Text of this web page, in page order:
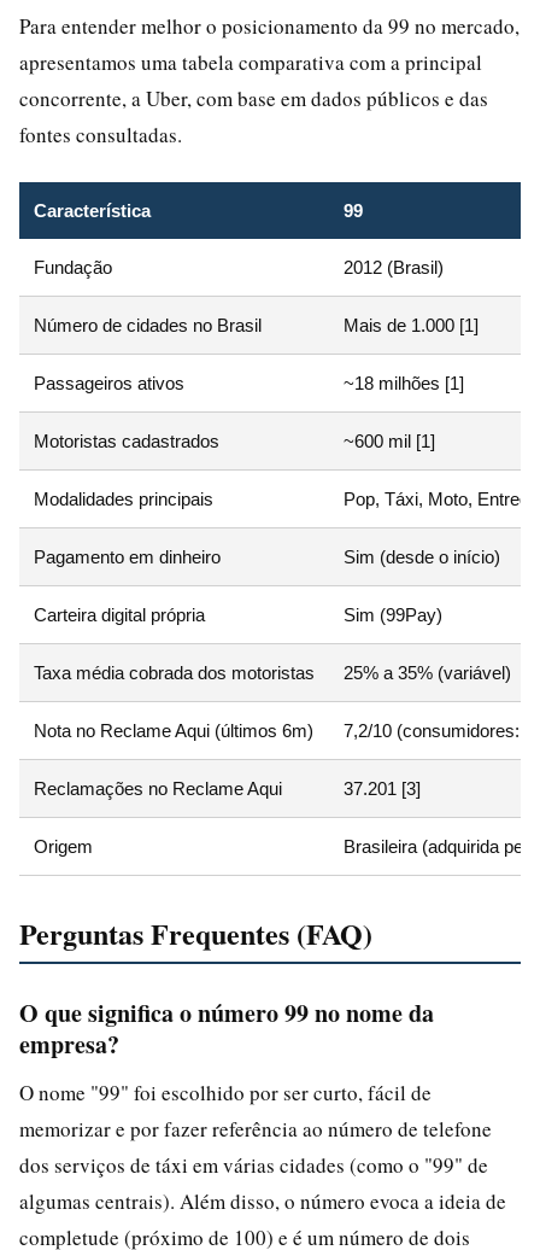
Para entender melhor o posicionamento da 99 no mercado,
apresentamos uma tabela comparativa com a principal
concorrente, a Uber, com base em dados públicos e das
fontes consultadas.
Característica 99
Fundação 2012 (Brasil)
Número de cidades no Brasil Mais de 1.000 [1]
Passageiros ativos ~18 milhões [1]
Motoristas cadastrados ~600 mil [1]
Modalidades principais Pop, Táxi, Moto,
Pagamento em dinheiro Sim (desde o início)
Carteira digital própria Sim (99Pay)
Taxa média cobrada dos motoristas 25% a 35% (variável)
Nota no Reclame Aqui (últimos 6m) 7,2/10 (consumidores:
Reclamações no Reclame Aqui 37.201 [3]
Origem Brasileira (adquirida
Perguntas Frequentes (FAQ)
O que significa o número 99 no nome da
empresa?
O nome "99" foi escolhido por ser curto, fácil de
memorizar e por fazer referência ao número de telefone
dos serviços de táxi em várias cidades (como o "99" de
algumas centrais). Além disso, o número evoca a ideia de
completude (próximo de 100) e é um número de dois